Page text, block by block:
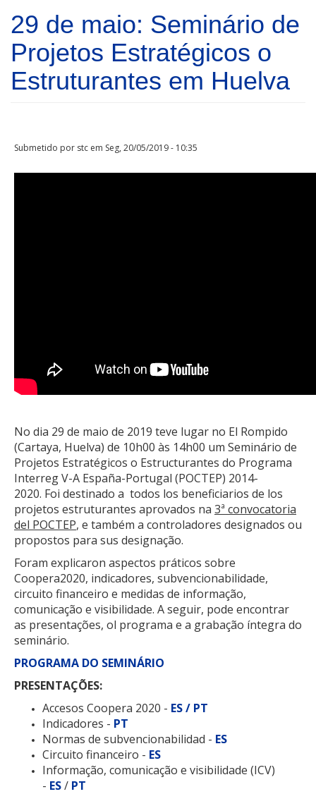
29 de maio: Seminário de
Projetos Estratégicos o
Estruturantes em Huelva
Submetido por stc em Seg, 20/05/2019 - 10:35
No dia 29 de maio de 2019 teve lugar no El Rompido
(Cartaya, Huelva) de 10h00 às 14h00 um Seminário de
Projetos Estratégicos o Estructurantes do Programa
Interreg V-A España-Portugal (POCTEP) 2014-
2020. Foi destinado a todos los beneficiarios de los
projetos estruturantes aprovados na 3ª convocatoria
del POCTEP, e também a controladores designados ou
propostos para sus designação.
Foram explicaron aspectos práticos sobre
Coopera2020, indicadores, subvencionabilidade,
circuito financeiro e medidas de informação,
comunicação e visibilidade. A seguir, pode encontrar
as presentações, ol programa e a grabação íntegra do
seminário.
PROGRAMA DO SEMINÁRIO
PRESENTAÇÕES:
Accesos Coopera 2020 - ES / PT
Indicadores - PT
Normas de subvencionabilidad - ES
Circuito financeiro - ES
Informação, comunicação e visibilidade (ICV)
- ES/ PT